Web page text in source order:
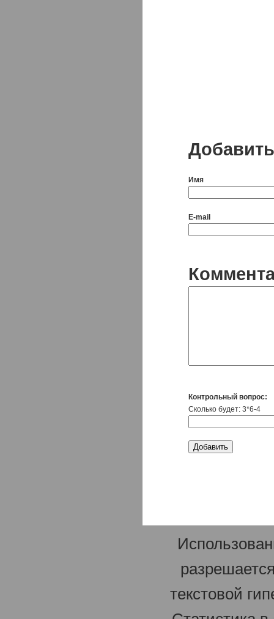
Имя
E-mail
Контрольный вопрос:
Сколько будет: 3*6-4
текстовой